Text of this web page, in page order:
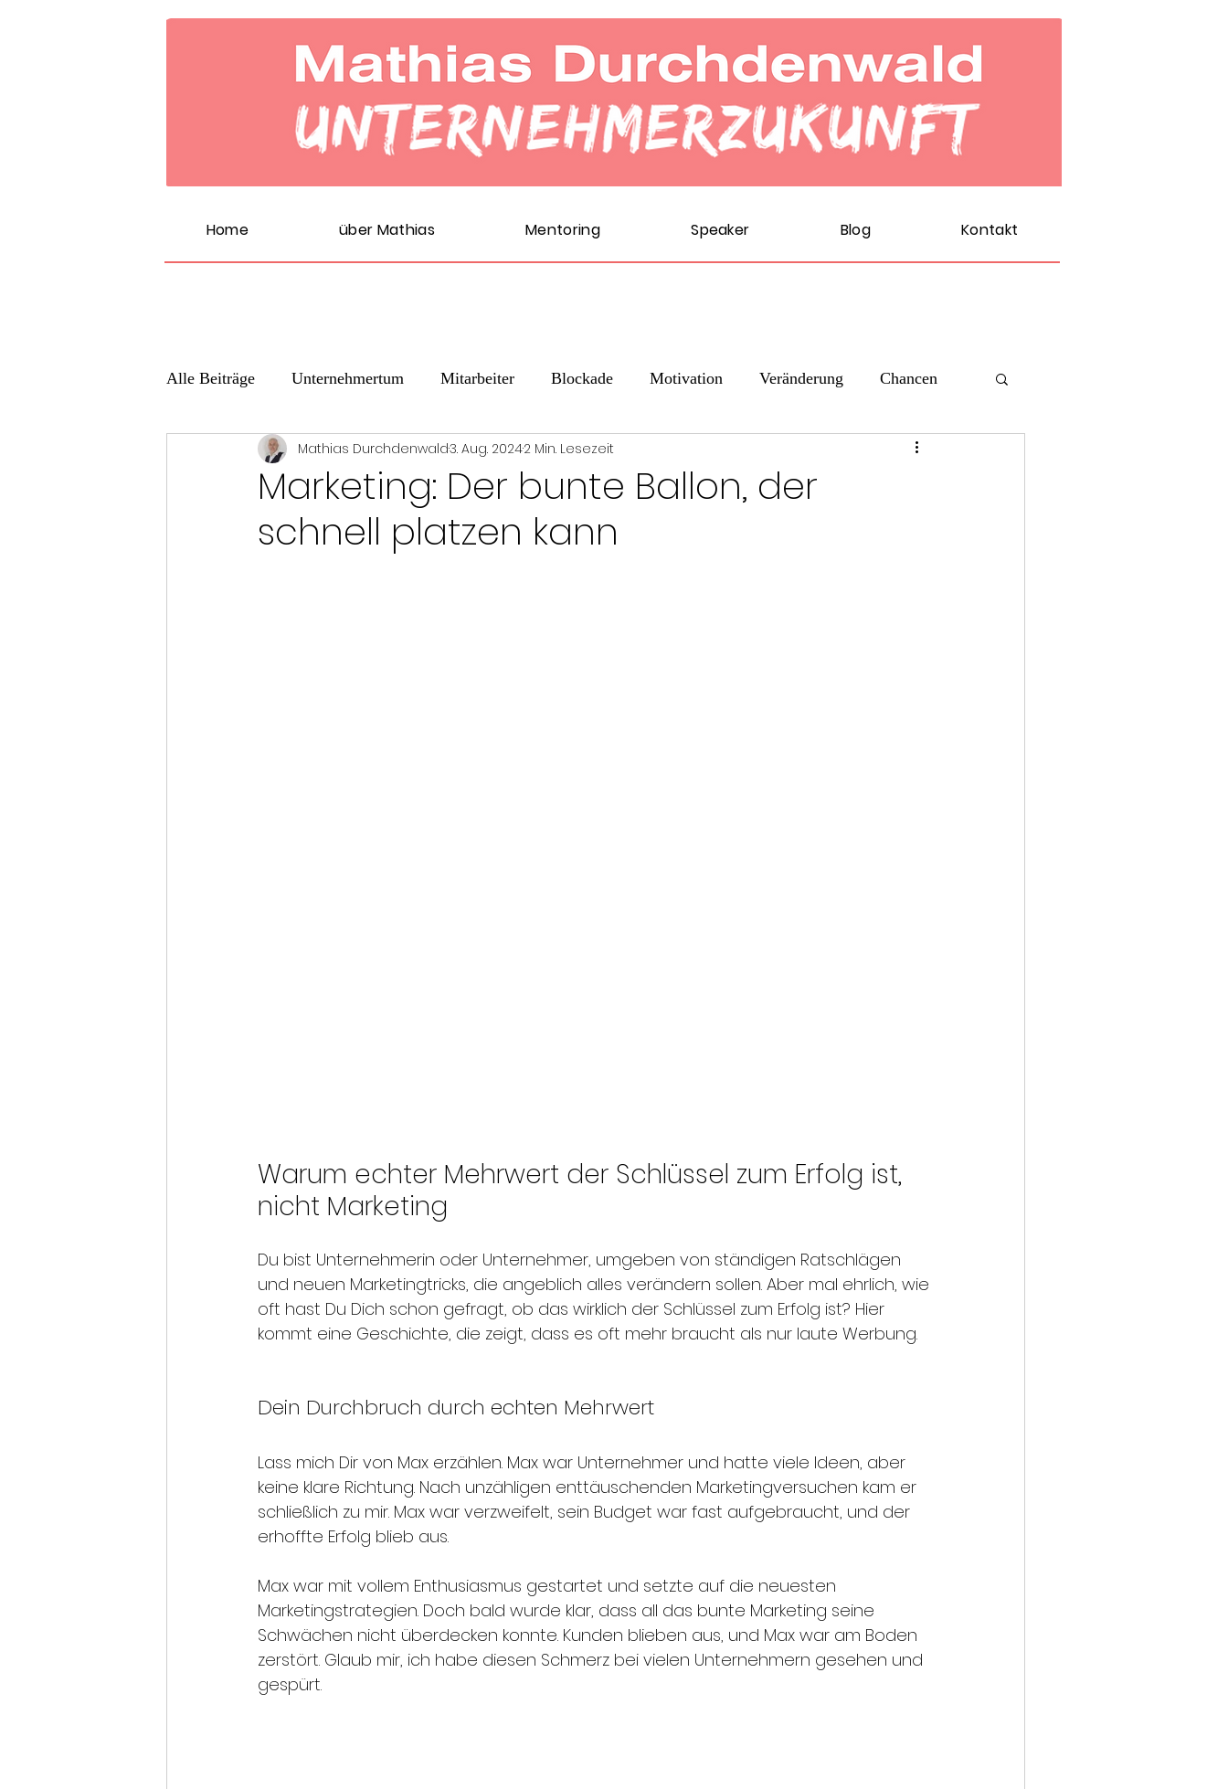
Home über Mathias Mentoring Speaker Blog Kontakt
Alle Beiträge Unternehmertum Mitarbeiter Blockade Motivation Veränderung Chancen
best practice Resilienz Strategie krise Kunden
Marketing: Der bunte Ballon, der
schnell platzen kann
Mathias Durchdenwald3. Aug. 20242 Min. Lesezeit
Warum echter Mehrwert der Schlüssel zum Erfolg ist,
nicht Marketing
Du bist Unternehmerin oder Unternehmer, umgeben von ständigen Ratschlägen
und neuen Marketingtricks, die angeblich alles verändern sollen. Aber mal ehrlich, wie
oft hast Du Dich schon gefragt, ob das wirklich der Schlüssel zum Erfolg ist? Hier
kommt eine Geschichte, die zeigt, dass es oft mehr braucht als nur laute Werbung.
Dein Durchbruch durch echten Mehrwert
Lass mich Dir von Max erzählen. Max war Unternehmer und hatte viele Ideen, aber
keine klare Richtung. Nach unzähligen enttäuschenden Marketingversuchen kam er
schließlich zu mir. Max war verzweifelt, sein Budget war fast aufgebraucht, und der
erhoffte Erfolg blieb aus.
Max war mit vollem Enthusiasmus gestartet und setzte auf die neuesten
Marketingstrategien. Doch bald wurde klar, dass all das bunte Marketing seine
Schwächen nicht überdecken konnte. Kunden blieben aus, und Max war am Boden
zerstört. Glaub mir, ich habe diesen Schmerz bei vielen Unternehmern gesehen und
gespürt.